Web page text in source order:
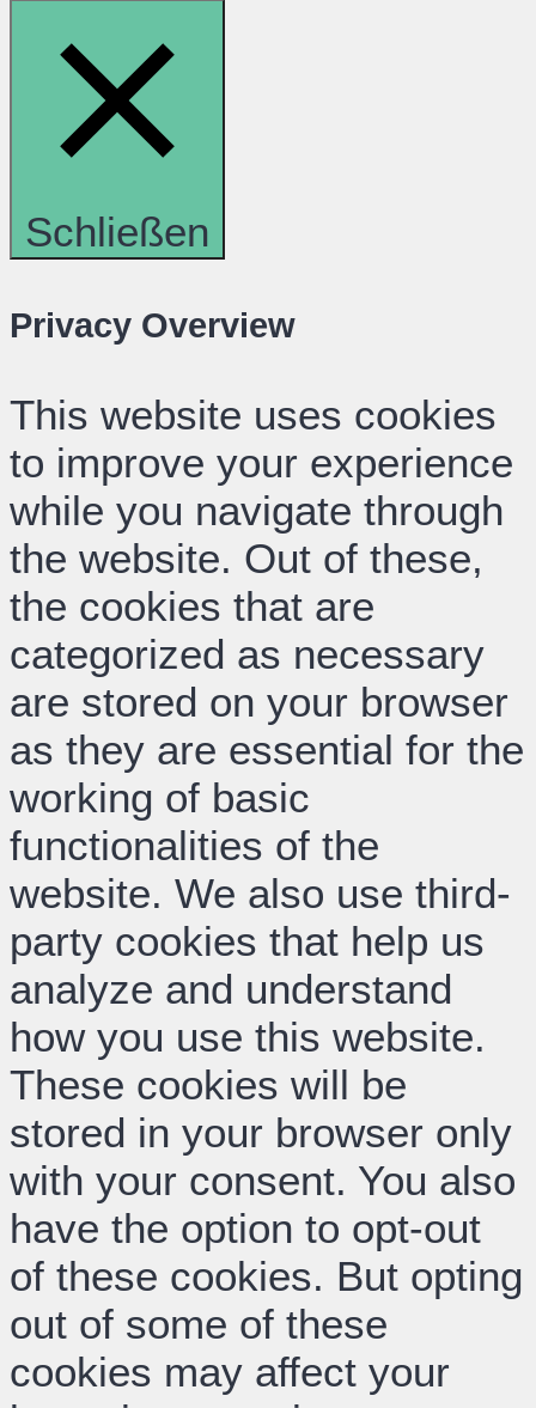
Schließen
Privacy Overview
This website uses cookies
to improve your experience
while you navigate through
the website. Out of these,
the cookies that are
categorized as necessary
are stored on your browser
as they are essential for the
working of basic
functionalities of the
website. We also use third-
party cookies that help us
analyze and understand
how you use this website.
These cookies will be
stored in your browser only
with your consent. You also
have the option to opt-out
of these cookies. But opting
out of some of these
cookies may affect your